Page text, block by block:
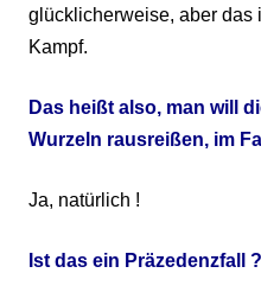
glücklicherweise, aber das
Kampf.
Das heißt also, man will
Wurzeln rausreißen, im
Ja, natürlich !
Ist das ein Präzedenzfall ?